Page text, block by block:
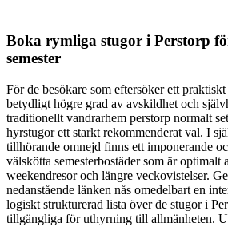
Boka rymliga stugor i Perstorp
semester
För de besökare som eftersöker ett
betydligt högre grad av avskildhet och
traditionellt vandrarhem perstorp normalt
hyrstugor ett starkt rekommenderat val. I
tillhörande omnejd finns ett imponerande
välskötta semesterbostäder som är optimalt
weekendresor och längre veckovistelser.
nedanstående länken nås omedelbart en
logiskt strukturerad lista över de stugor i
tillgängliga för uthyrning till allmänheten.